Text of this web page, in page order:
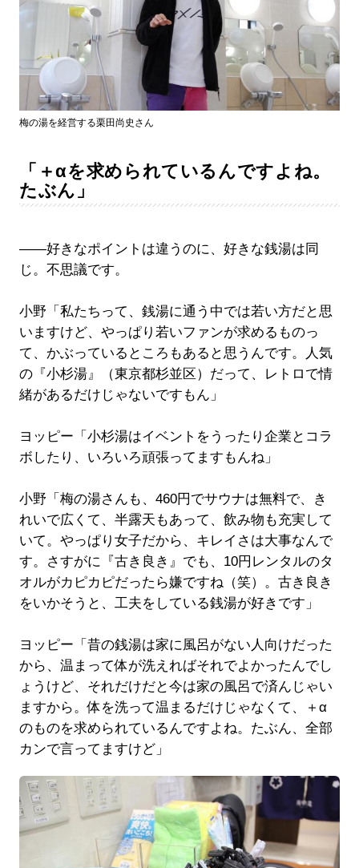
梅の湯を経営する栗田尚史さん
「＋αを求められているんですよね。
たぶん」
――好きなポイントは違うのに、好きな銭湯は同
じ。不思議です。
小野「私たちって、銭湯に通う中では若い方だと思
いますけど、やっぱり若いファンが求めるものっ
て、かぶっているところもあると思うんです。人気
の『小杉湯』（東京都杉並区）だって、レトロで情
緒があるだけじゃないですもん」
ヨッピー「小杉湯はイベントをうったり企業とコラ
ボしたり、いろいろ頑張ってますもんね」
小野「梅の湯さんも、460円でサウナは無料で、き
れいで広くて、半露天もあって、飲み物も充実して
いて。やっぱり女子だから、キレイさは大事なんで
す。さすがに『古き良き』でも、10円レンタルのタ
オルがカピカピだったら嫌ですね（笑）。古き良き
をいかそうと、工夫をしている銭湯が好きです」
ヨッピー「昔の銭湯は家に風呂がない人向けだった
から、温まって体が洗えればそれでよかったんでし
ょうけど、それだけだと今は家の風呂で済んじゃい
ますから。体を洗って温まるだけじゃなくて、＋α
のものを求められているんですよね。たぶん、全部
カンで言ってますけど」